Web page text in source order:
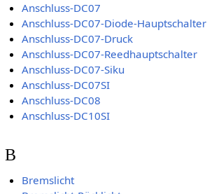
Anschluss-DC07
Anschluss-DC07-Diode-Hauptschalter
Anschluss-DC07-Druck
Anschluss-DC07-Reedhauptschalter
Anschluss-DC07-Siku
Anschluss-DC07SI
Anschluss-DC08
Anschluss-DC10SI
B
Bremslicht